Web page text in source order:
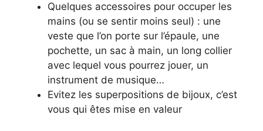
Quelques accessoires pour occuper les
mains (ou se sentir moins seul) : une
veste que l’on porte sur l’épaule, une
pochette, un sac à main, un long collier
avec lequel vous pourrez jouer, un
instrument de musique…
Evitez les superpositions de bijoux, c’est
vous qui êtes mise en valeur